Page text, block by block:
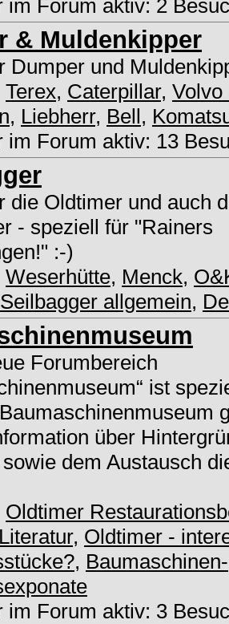
im Forum aktiv: 2
& Muldenkipper
Dumper und
Terex, Caterpillar, Volvo
, Liebherr, Bell,
im Forum aktiv: 13
die Oldtimer und auch
- speziell für "Rainers
:-)
Weserhütte, Menck,
Seilbagger allgemein,
Forumbereich
ist
über
dem Austausch
Oldtimer
, Oldtimer -
, Baumaschinen-
im Forum aktiv: 3